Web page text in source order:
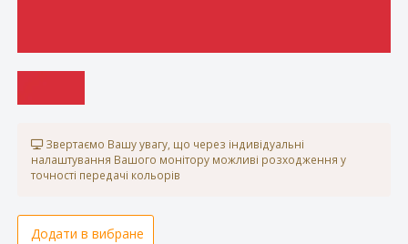
Звертаємо Вашу увагу, що через індивідуальні
налаштування Вашого монітору можливі розходження у
точності передачі кольорів
Додати в вибране